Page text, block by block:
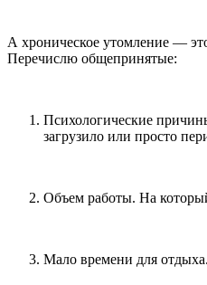
А хроническое утомление —
Перечислю общепринятые:
Психологические
загрузило или просто
Объем работы. На
Мало времени для